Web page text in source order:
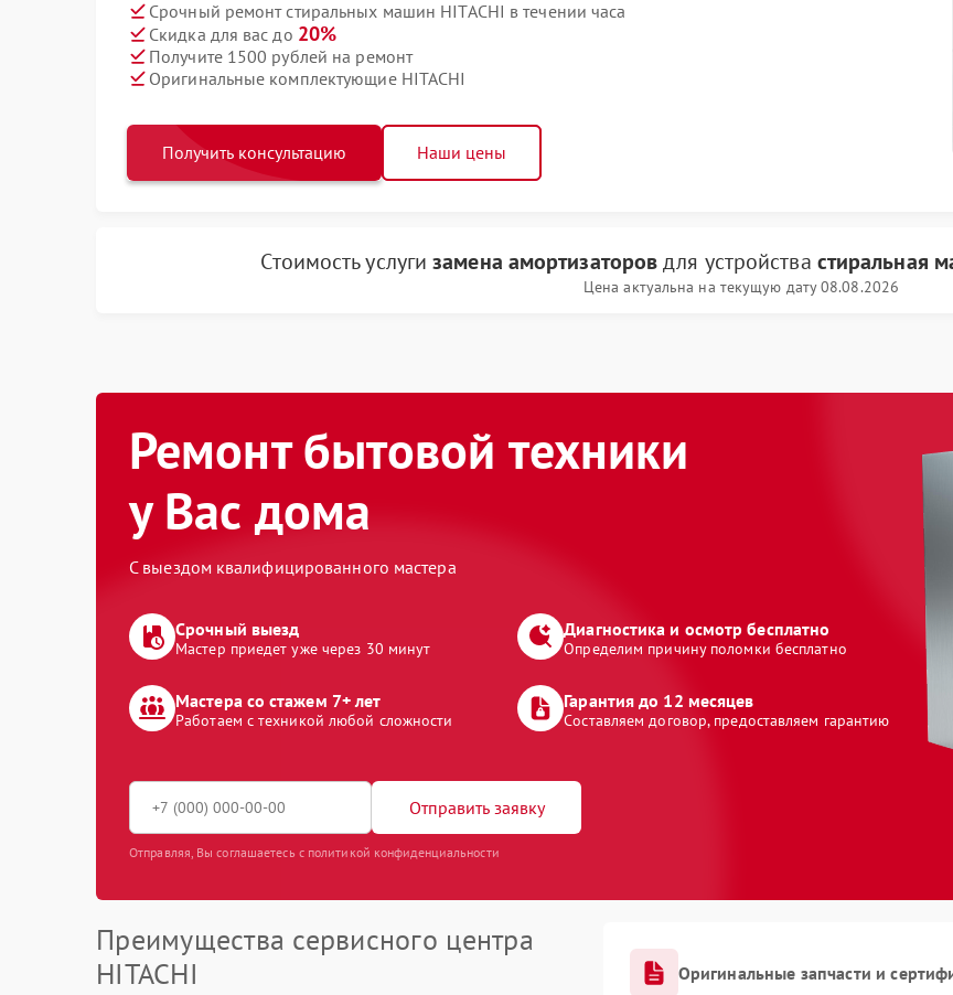
Срочный ремонт стиральных машин HITACHI в течении часа
Скидка для вас до 20%
Получите 1500 рублей на ремонт
Оригинальные комплектующие HITACHI
Получить консультацию Наши цены
Стоимость услугизамена амортизаторовдля устройства стиральная
Цена актуальна на текущую дату 08.08.2026
Ремонт бытовой техники
у Вас дома
С выездом квалифицированного мастера
Срочный выезд
Мастер приедет уже через 30 минут
Диагностика и осмотр бесплатно
Определим причину поломки бесплатно
Мастера со стажем 7+ лет
Работаем с техникой любой сложности
Гарантия до 12 месяцев
Составляем договор, предоставляем гарантию
Отправить заявку
Отправляя, Вы соглашаетесь с политикой конфиденциальности
Преимущества сервисного центра
HITACHI
Оригинальные запчасти и